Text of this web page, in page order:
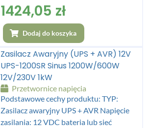
1424,05 zł
Dodaj do koszyka
Zasilacz Awaryjny (UPS + AVR) 12V
UPS-1200SR Sinus 1200W/600W
12V/230V 1kW
Przetwornice napięcia
Podstawowe cechy produktu: TYP:
Zasilacz awaryjny UPS + AVR Napięcie
zasilania: 12 VDC bateria lub sieć